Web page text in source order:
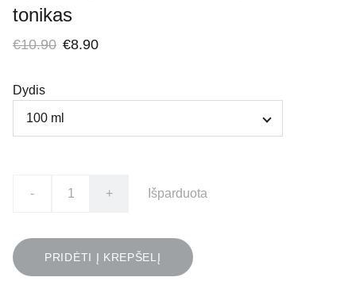
tonikas
€10.90 €8.90
Dydis
- + Išparduota
PRIDĖTI Į KREPŠELĮ